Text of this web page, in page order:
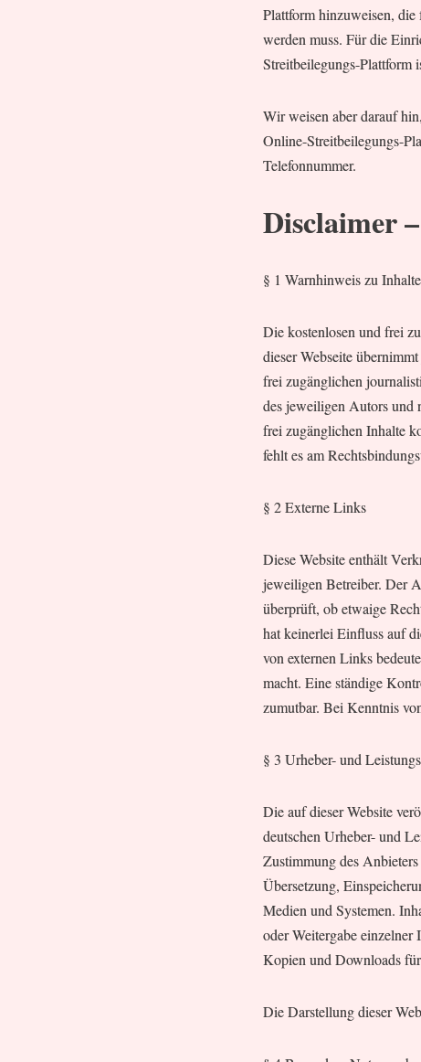
Plattform hinzuweisen,
werden muss. Für die
Streitbeilegungs-Plattform
Wir weisen aber darauf
Online-Streitbeilegungs-
Telefonnummer.
Disclaimer
§ 1 Warnhinweis zu
Die kostenlosen und frei
dieser Webseite
frei zugänglichen
des jeweiligen Autors und
frei zugänglichen Inhalte
fehlt es am
§ 2 Externe Links
Diese Website enthält
jeweiligen Betreiber. Der
überprüft, ob etwaige
hat keinerlei Einfluss auf
von externen Links
macht. Eine ständige
zumutbar. Bei Kenntnis
§ 3 Urheber- und
Die auf dieser Website
deutschen Urheber- und
Zustimmung des
Übersetzung,
Medien und Systemen.
oder Weitergabe
Kopien und Downloads
Die Darstellung dieser